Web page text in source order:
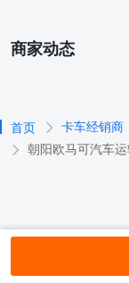
商家动态
首页 卡车经销商
朝阳欧马可汽车运